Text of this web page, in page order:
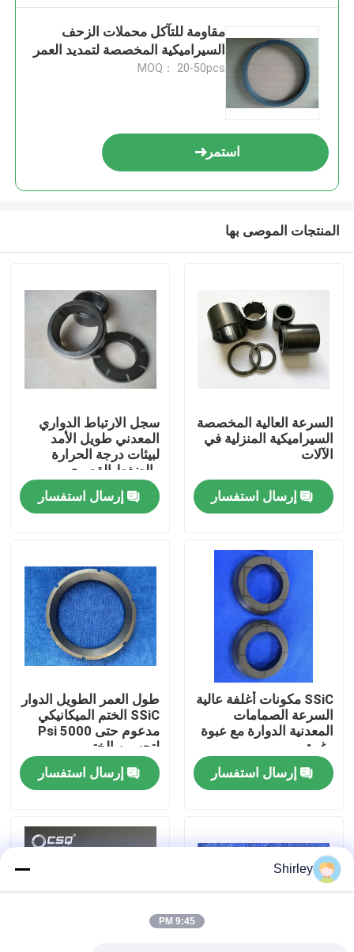
منزل
عرض الواقع الافتراضي
معلومات عنا
جولة في المعمل
رقابة جودة
اتصل بنا
اطلب اقتباس
محامل كروية سيراميك
مقاومة للتآكل محملات الزحف
السيراميكية المخصصة لتمديد العمر
MOQ： 20-50pcs
استمر
المنتجات الموصى بها
السرعة العالية المخصصة
السيراميكية المنزلية في
الآلات
إرسال استفسار
سجل الارتباط الدواري
المعدني طويل الأمد
لبيئات درجة الحرارة
والضغط القصوى
إرسال استفسار
SSiC مكونات أغلفة عالية
السرعة الصمامات
المعدنية الدوارة مع عبوة
رغوة
إرسال استفسار
طول العمر الطويل الدوار
SSiC الختم الميكانيكي
مدعوم حتى 5000 Psi
لتحسين الختم
إرسال استفسار
Shirley
9:45 PM